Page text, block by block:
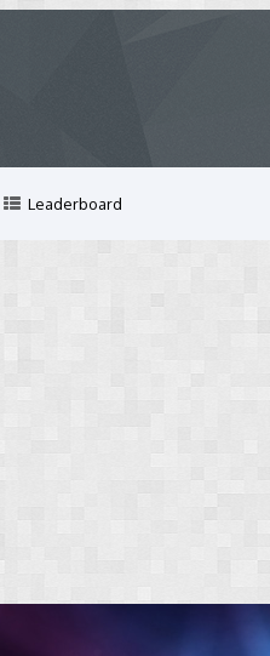
Leaderboard